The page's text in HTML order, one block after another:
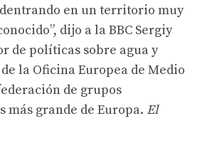
en un territorio muy
dijo a la BBC Sergiy
de políticas sobre agua y
la Oficina Europea de Medio
de grupos
más grande de Europa. El